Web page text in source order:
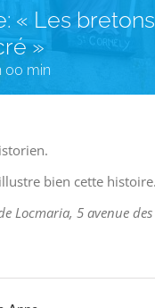
« Les
»
00 min
bien cette histoire.
Locmaria, 5 avenue des